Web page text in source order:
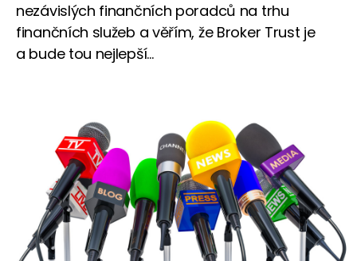
nezávislých finančních poradců na trhu
finančních služeb a věřím, že Broker Trust je
a bude tou nejlepší...